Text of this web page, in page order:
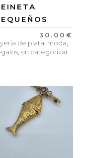
30.00 €
de plata moda
,sin categorizar